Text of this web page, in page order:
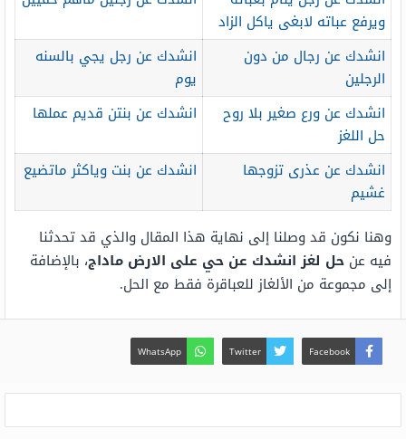
ويرفع عباته لابغى ياكل الزاد
انشدك عن رجال من دون
الرجلين
انشدك عن رجل يجي بالسنه
يوم
انشدك عن ورع صغير بلا روح
حل اللغز
انشدك عن بنتن قديم عملها
انشدك عن عذرى تزوجها
غشيم
انشدك عن بنت وياكثر ماتضيع
وهنا نكون قد وصلنا إلى نهاية هذا المقال والذي قد تحدثنا
فيه عن حل لغز انشدك عن حي على الارض ماداج، بالإضافة
إلى مجموعة من الألغاز للعباقرة فقط مع الحل.
Facebook
Twitter
WhatsApp